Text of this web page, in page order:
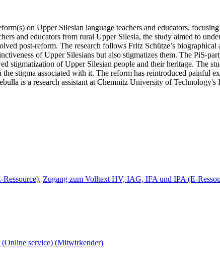
on Upper Silesian language teachers and educators,
and educators from rural Upper Silesia, the study aimed to
post-reform. The research follows Fritz Schütze’s
of Upper Silesians but also stigmatizes them. The PiS-
stigmatization of Upper Silesian people and their heritage. The
stigma associated with it. The reform has reintroduced painful
is a research assistant at Chemnitz University of
, Zugang zum Volltext HV, IAG, IFA und IPA (E-
service) (Mitwirkender)